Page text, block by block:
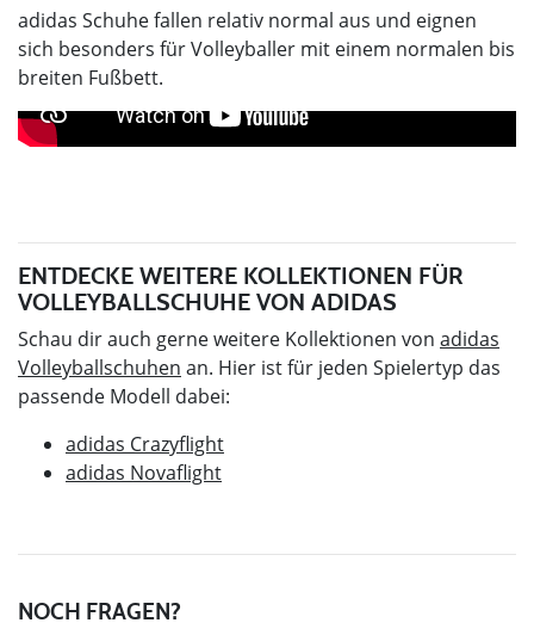
adidas Schuhe fallen relativ normal aus und eignen
sich besonders für Volleyballer mit einem normalen bis
breiten Fußbett.
ENTDECKE WEITERE KOLLEKTIONEN FÜR
VOLLEYBALLSCHUHE VON ADIDAS
Schau dir auch gerne weitere Kollektionen von adidas
Volleyballschuhen an. Hier ist für jeden Spielertyp das
passende Modell dabei:
adidas Crazyflight
adidas Novaflight
NOCH FRAGEN?